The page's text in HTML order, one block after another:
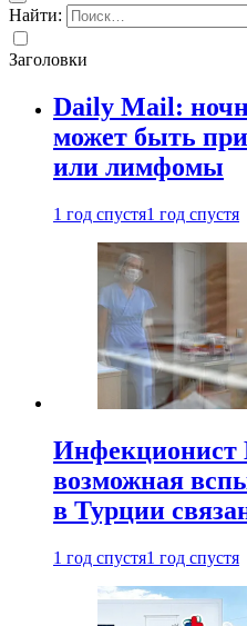
Найти:
Заголовки
Daily Mail:
может быть
или лимфомы
1 год спустя1 год спустя
Инфекционист
возможная
в Турции
1 год спустя1 год спустя